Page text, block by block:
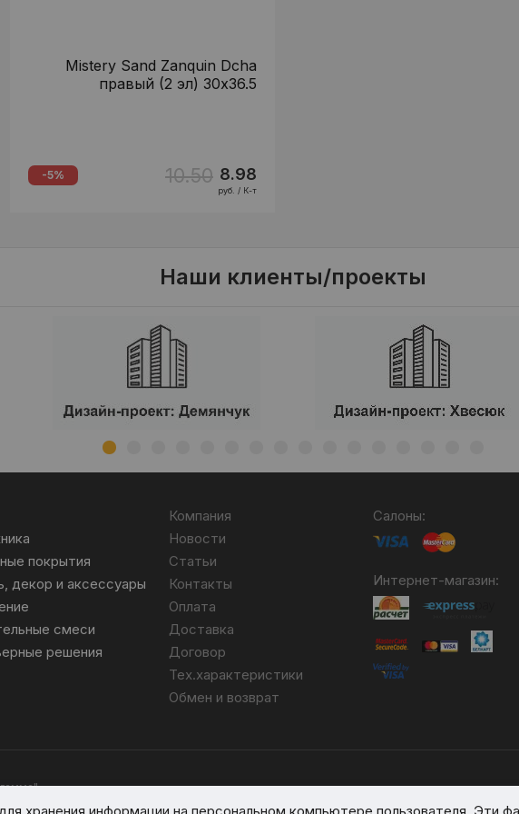
Mistery Sand Zanquin Dcha
правый (2 эл) 30x36.5
-5% 10.50 8.98
руб. / К-т
Наши клиенты/проекты
покрытия
декор и аксессуары
смеси
решения
Компания
Новости
Статьи
Контакты
Оплата
Доставка
Договор
Тех.характеристики
Обмен и возврат
Салоны:
Интернет-магазин: